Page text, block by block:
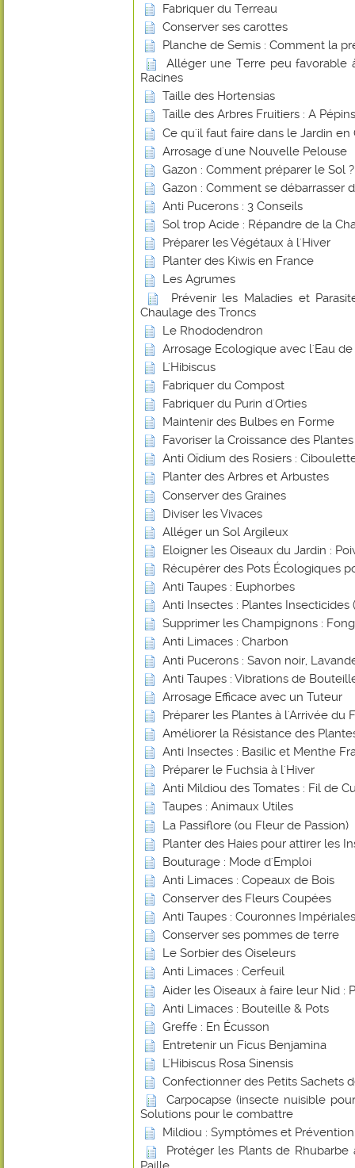
Fabriquer du Terreau
Conserver ses carottes
Planche de Semis : Comment la
Alléger une Terre peu favorable
Racines
Taille des Hortensias
Taille des Arbres Fruitiers : A
Ce qu'il faut faire dans le Jardin en
Arrosage d'une Nouvelle Pelouse
Gazon : Comment préparer le Sol ?
Gazon : Comment se débarrasser
Anti Pucerons : 3 Conseils
Sol trop Acide : Répandre de la
Préparer les Végétaux à l'Hiver
Planter des Kiwis en France
Les Agrumes
Prévenir les Maladies et
Chaulage des Troncs
Le Rhododendron
Arrosage Ecologique avec l'Eau
L'Hibiscus
Fabriquer du Compost
Fabriquer du Purin d'Orties
Maintenir des Bulbes en Forme
Favoriser la Croissance des
Anti Oïdium des Rosiers :
Planter des Arbres et Arbustes
Conserver des Graines
Diviser les Vivaces
Alléger un Sol Argileux
Eloigner les Oiseaux du Jardin :
Récupérer des Pots Écologiques
Anti Taupes : Euphorbes
Anti Insectes : Plantes Insecticides
Supprimer les Champignons :
Anti Limaces : Charbon
Anti Pucerons : Savon noir,
Anti Taupes : Vibrations de
Arrosage Efficace avec un Tuteur
Préparer les Plantes à l'Arrivée du
Améliorer la Résistance des
Anti Insectes : Basilic et Menthe
Préparer le Fuchsia à l'Hiver
Anti Mildiou des Tomates : Fil de
Taupes : Animaux Utiles
La Passiflore (ou Fleur de Passion)
Planter des Haies pour attirer les
Bouturage : Mode d'Emploi
Anti Limaces : Copeaux de Bois
Conserver des Fleurs Coupées
Anti Taupes : Couronnes Impériales
Conserver ses pommes de terre
Le Sorbier des Oiseleurs
Anti Limaces : Cerfeuil
Aider les Oiseaux à faire leur Nid :
Anti Limaces : Bouteille & Pots
Greffe : En Écusson
Entretenir un Ficus Benjamina
L'Hibiscus Rosa Sinensis
Confectionner des Petits Sachets
Carpocapse (insecte nuisible
Solutions pour le combattre
Mildiou : Symptômes et Prévention
Protéger les Plants de